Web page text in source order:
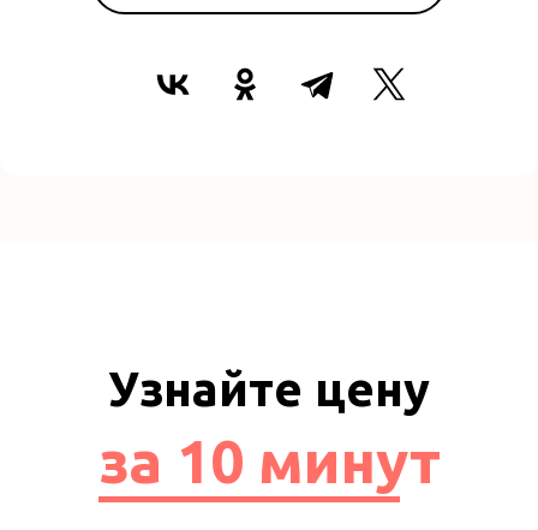
Узнайте цену
за 10 минут